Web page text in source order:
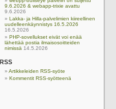
9.6.2026 & webapp-trixie avattu
9.6.2026
Lakka- ja Hilla-palvelimien kiireellinen
uudelleenkäynnistys 16.5.2026
16.5.2026
PHP-sovellukset eivät voi enää
lähettää postia ilmaisosoitteiden
nimissä 14.5.2026
RSS
Artikkeleiden RSS-syöte
Kommentit RSS-syötteenä